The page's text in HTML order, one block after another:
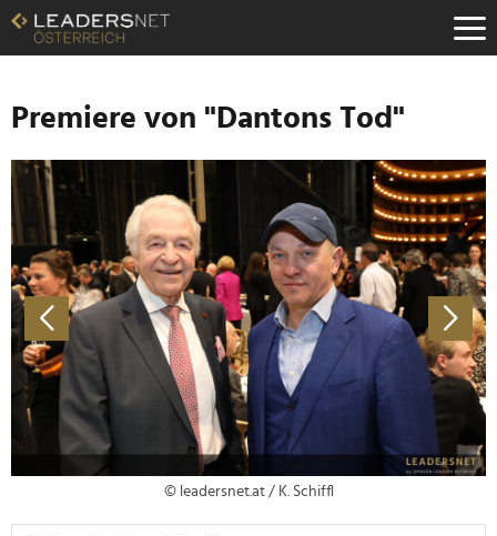
Zum
Inhalt
Zur
Navigation
Zur
Hauptnavigation
Premiere von "Dantons Tod"
© leadersnet.at / K. Schiffl